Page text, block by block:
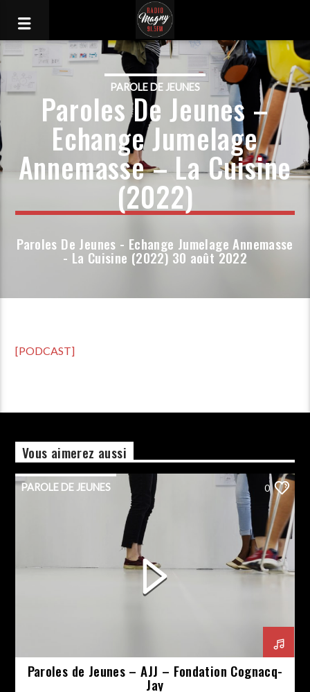
PAROLE DE JEUNES
Paroles De Jeunes –
Echange Jumelage
Annemasse – La Cuisine
(2022)
Paroles De Jeunes - Echange Jumelage Annemasse
- La Cuisine (2022) 30 août 2022
[PODCAST]
Vous aimerez aussi
PAROLE DE JEUNES 0
Paroles de Jeunes – AJJ – Fondation Cognacq-
Jay